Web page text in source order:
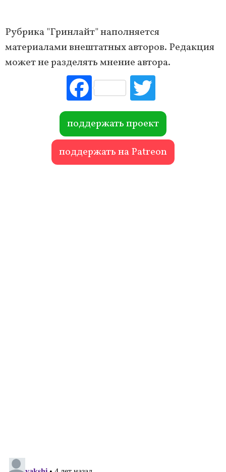
Рубрика "Гринлайт" наполняется
материалами внештатных авторов. Редакция
может не разделять мнение автора.
Fac
ebo
ok r
поддержать проект
поддержать на Patreon